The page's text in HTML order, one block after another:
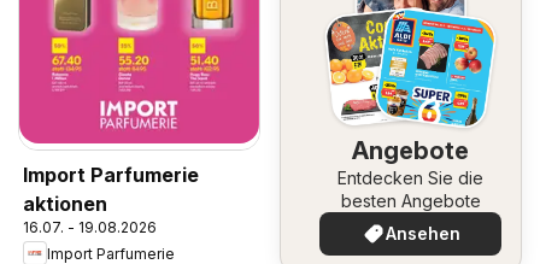
Import Parfumerie
aktionen
16.07. - 19.08.2026
Import Parfumerie
Angebote
Entdecken Sie die
besten Angebote
Ansehen